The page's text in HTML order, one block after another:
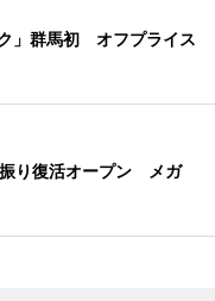
」群馬初 オフプライス
り復活オープン メガ